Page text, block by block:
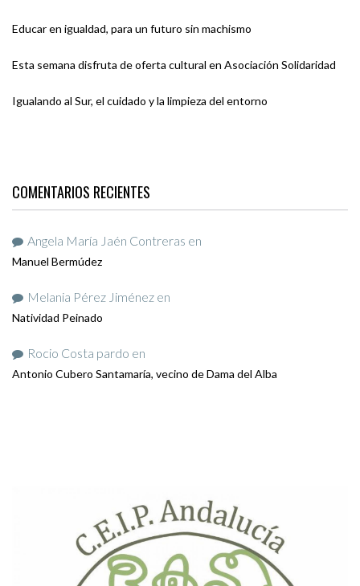
Educar en igualdad, para un futuro sin machismo
Esta semana disfruta de oferta cultural en Asociación Solidaridad
Igualando al Sur, el cuidado y la limpieza del entorno
COMENTARIOS RECIENTES
Angela María Jaén Contreras en
Manuel Bermúdez
Melania Pérez Jiménez en
Natividad Peinado
Rocio Costa pardo en
Antonio Cubero Santamaría, vecino de Dama del Alba